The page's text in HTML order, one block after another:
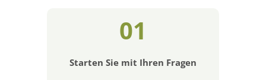
01
Starten Sie mit Ihren Fragen